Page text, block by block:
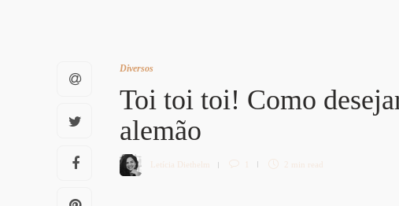
Diversos
Toi toi toi! Como
alemão
Letícia Diethelm 1 2 min read